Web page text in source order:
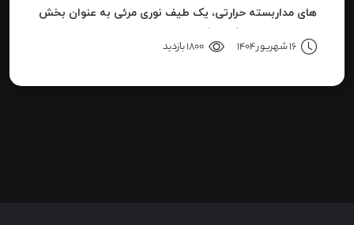
های مداربسته حرارتی، یک طیف نوری مرئی به عنوان بخش
سری دوربین هاست.
16 شهریور 1404 1800 بازدید